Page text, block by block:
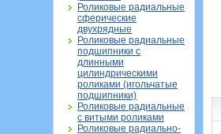
Роликовые радиальные
сферические
двухрядные
Роликовые радиальные
подшипники с
длинными
цилиндрическими
роликами (игольчатые
подшипники)
Роликовые радиальные
с витыми роликами
Роликовые радиально-